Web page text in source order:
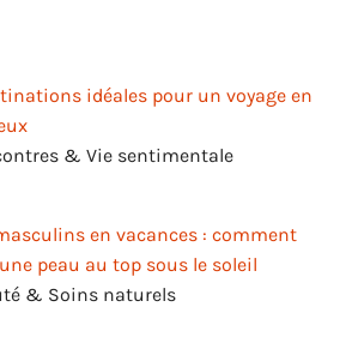
idéales pour un voyage en
& Vie sentimentale
en vacances : comment
peau au top sous le soleil
& Soins naturels